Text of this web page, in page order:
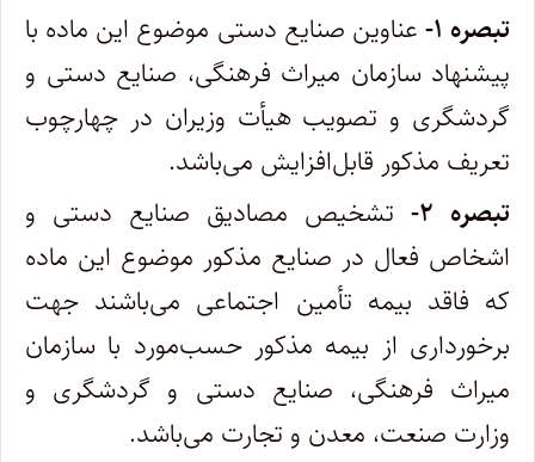
تبصره ۱-
عناوین صنایع دستی موضوع این ماده با
پیشنهاد سازمان میراث فرهنگی، صنایع دستی و
گردشگری و تصویب هیأت وزیران در چهارچوب
تعریف مذکور قابل‌افزایش می‌باشد.
تبصره ۲-
تشخیص مصادیق صنایع دستی و
اشخاص فعال در صنایع مذکور موضوع این ماده
که فاقد بیمه تأمین اجتماعی می‌باشند جهت
برخورداری از بیمه مذکور حسب‌مورد با سازمان
میراث فرهنگی، صنایع دستی و گردشگری و
وزارت صنعت، معدن و تجارت می‌باشد.